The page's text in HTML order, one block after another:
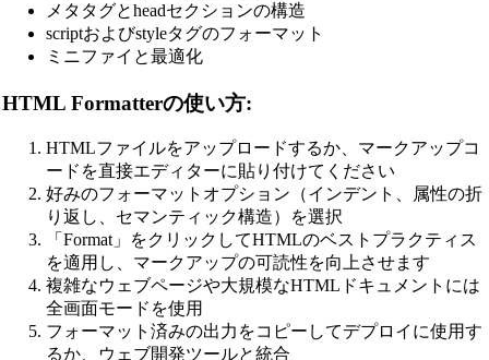
メタタグとheadセクションの構造
scriptおよびstyleタグのフォーマット
ミニファイと最適化
HTML Formatterの使い方:
HTMLファイルをアップロードするか、マークアップコ
ードを直接エディターに貼り付けてください
好みのフォーマットオプション（インデント、属性の折
り返し、セマンティック構造）を選択
「Format」をクリックしてHTMLのベストプラクティス
を適用し、マークアップの可読性を向上させます
複雑なウェブページや大規模なHTMLドキュメントには
全画面モードを使用
フォーマット済みの出力をコピーしてデプロイに使用す
るか、ウェブ開発ツールと統合